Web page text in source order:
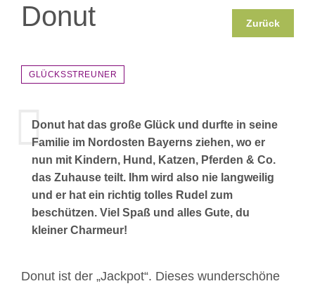
Donut Zurück
GLÜCKSSTREUNER
Donut hat das große Glück und durfte in seine
Familie im Nordosten Bayerns ziehen, wo er
nun mit Kindern, Hund, Katzen, Pferden & Co.
das Zuhause teilt. Ihm wird also nie langweilig
und er hat ein richtig tolles Rudel zum
beschützen. Viel Spaß und alles Gute, du
kleiner Charmeur!
Donut ist der „Jackpot“. Dieses wunderschöne